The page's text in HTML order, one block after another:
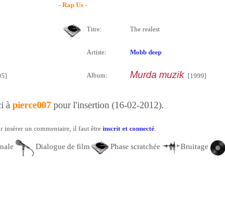
- Rap Us -
Titre: The realest
Artiste: Mobb deep
Album: Murda muzik[1999]
à pierce007 pour l'insertion (16-02-2012).
insérer un commentaire, il faut être inscrit et connecté.
Dialogue de film Phase scratchée Bruitage